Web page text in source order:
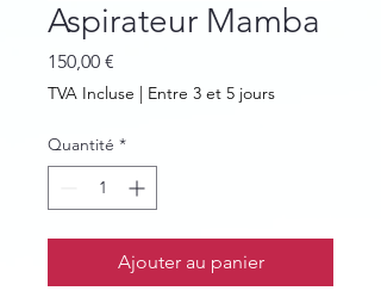
Aspirateur Mamba
150,00 €
TVA Incluse | Entre 3 et 5 jours
Quantité *
Ajouter au panier